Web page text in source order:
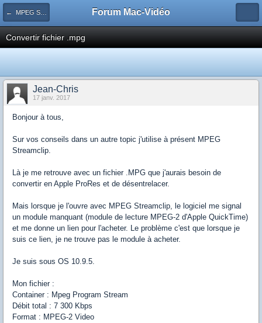
← MPEG Streamclip Forum Mac-Vidéo
Convertir fichier .mpg
Jean-Chris
17 janv. 2017
Bonjour à tous,
Sur vos conseils dans un autre topic j'utilise à présent MPEG
Streamclip.
Là je me retrouve avec un fichier .MPG que j'aurais besoin de
convertir en Apple ProRes et de désentrelacer.
Mais lorsque je l'ouvre avec MPEG Streamclip, le logiciel me signal
un module manquant (module de lecture MPEG-2 d'Apple QuickTime)
et me donne un lien pour l'acheter. Le problème c'est que lorsque je
suis ce lien, je ne trouve pas le module à acheter.
Je suis sous OS 10.9.5.
Mon fichier :
Container : Mpeg Program Stream
Débit total : 7 300 Kbps
Format : MPEG-2 Video